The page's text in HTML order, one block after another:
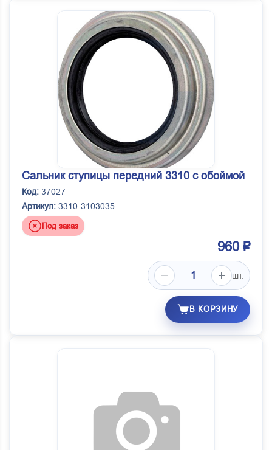
Сальник ступицы передний 3310 с обоймой
Код: 37027
Артикул: 3310-3103035
Под заказ
960 ₽
шт.
В КОРЗИНУ